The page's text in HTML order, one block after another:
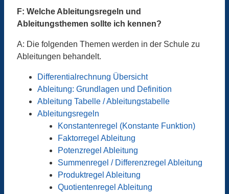
F: Welche Ableitungsregeln und
Ableitungsthemen sollte ich kennen?
A: Die folgenden Themen werden in der Schule zu
Ableitungen behandelt.
Differentialrechnung Übersicht
Ableitung: Grundlagen und Definition
Ableitung Tabelle / Ableitungstabelle
Ableitungsregeln
Konstantenregel (Konstante Funktion)
Faktorregel Ableitung
Potenzregel Ableitung
Summenregel / Differenzregel Ableitung
Produktregel Ableitung
Quotientenregel Ableitung